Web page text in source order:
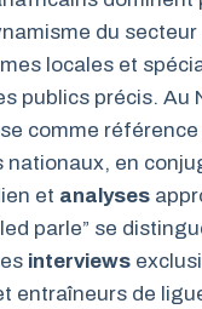
du secteur
locales et
publics précis. Au
comme
nationaux, en
et analyses
parle” se
interviews
entraîneurs de